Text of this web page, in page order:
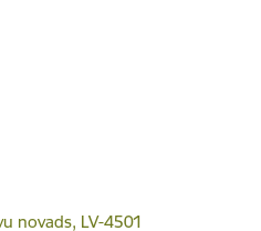
novads, LV-4501